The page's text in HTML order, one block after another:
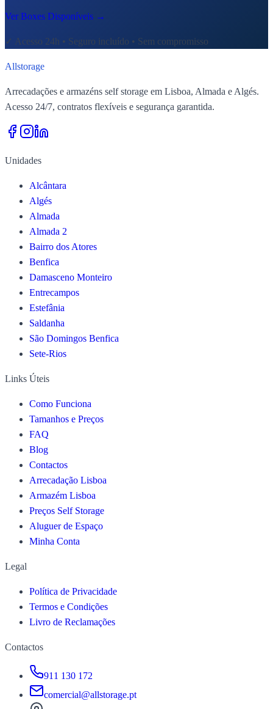
Ver Boxes Disponíveis →
✓ Acesso 24h • Seguro incluído • Sem compromisso
Allstorage
Arrecadações e armazéns self storage em Lisboa, Almada e Algés.
Acesso 24/7, contratos flexíveis e segurança garantida.
Unidades
Alcântara
Algés
Almada
Almada 2
Bairro dos Atores
Benfica
Damasceno Monteiro
Entrecampos
Estefânia
Saldanha
São Domingos Benfica
Sete-Rios
Links Úteis
Como Funciona
Tamanhos e Preços
FAQ
Blog
Contactos
Arrecadação Lisboa
Armazém Lisboa
Preços Self Storage
Aluguer de Espaço
Minha Conta
Legal
Política de Privacidade
Termos e Condições
Livro de Reclamações
Contactos
911 130 172
comercial@allstorage.pt